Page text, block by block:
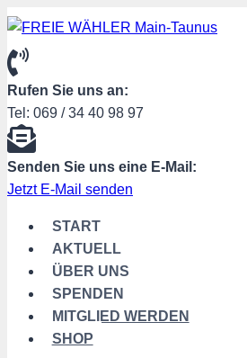
Zum
springen
Rufen Sie uns an:
Tel: 069 / 34 40 98 97
Senden Sie uns eine E-Mail:
Jetzt E-Mail senden
START
AKTUELL
ÜBER UNS
SPENDEN
MITGLIED WERDEN
SHOP